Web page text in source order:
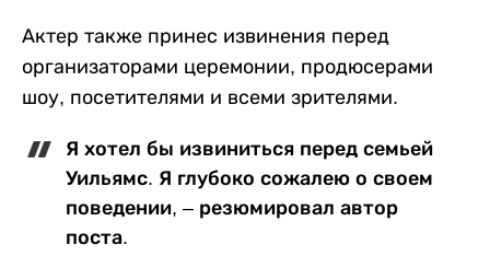
Актер также принес извинения перед
организаторами церемонии, продюсерами
шоу, посетителями и всеми зрителями.
Я хотел бы извиниться перед семьей
Уильямс. Я глубоко сожалею о своем
поведении, – резюмировал автор
поста.